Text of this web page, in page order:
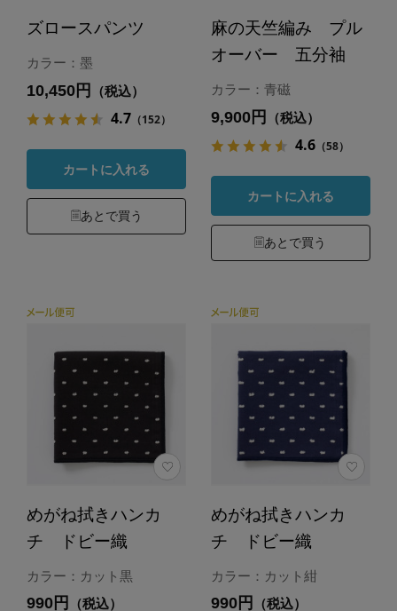
ズロースパンツ
カラー：墨
10,450円 （税込）
4.7（152）
カートに入れる
あとで買う
麻の天竺編み プル
オーバー 五分袖
カラー：青磁
9,900円 （税込）
4.6（58）
カートに入れる
あとで買う
めがね拭きハンカ
チ ドビー織
カラー：カット黒
990円 （税込）
めがね拭きハンカ
チ ドビー織
カラー：カット紺
990円 （税込）